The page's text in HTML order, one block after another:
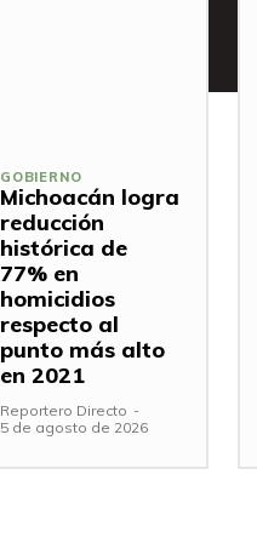
GOBIERNO
Michoacán logra
reducción
histórica de
77% en
homicidios
respecto al
punto más alto
en 2021
Reportero Directo -
5 de agosto de 2026